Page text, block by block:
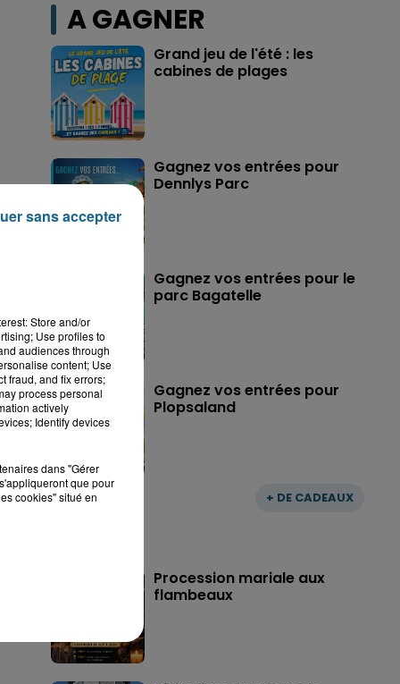
A GAGNER
+ DE CADEAUX
Grand jeu de l'été : les
cabines de plages
Gagnez vos entrées pour
Dennlys Parc
Gagnez vos entrées pour le
parc Bagatelle
Gagnez vos entrées pour
Plopsaland
Procession mariale aux
flambeaux
Store and/or
Use profiles to
audiences through
content; Use
fraud, and fix errors;
process personal
actively
Identify devices
dans "Gérer
que pour
cookies" situé en
sans accepter